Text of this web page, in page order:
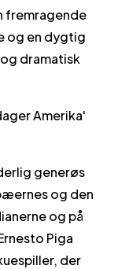
fremragende
og en dygtig
dramatisk
Amerika'
generøs
og den
og på
Piga
der